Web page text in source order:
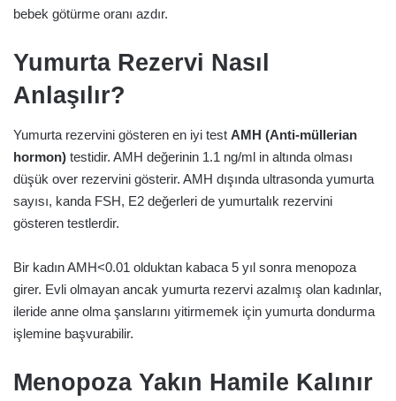
bebek götürme oranı azdır.
Yumurta Rezervi Nasıl
Anlaşılır?
Yumurta rezervini gösteren en iyi test AMH (Anti-müllerian
hormon) testidir. AMH değerinin 1.1 ng/ml in altında olması
düşük over rezervini gösterir. AMH dışında ultrasonda yumurta
sayısı, kanda FSH, E2 değerleri de yumurtalık rezervini
gösteren testlerdir.
Bir kadın AMH<0.01 olduktan kabaca 5 yıl sonra menopoza
girer. Evli olmayan ancak yumurta rezervi azalmış olan kadınlar,
ileride anne olma şanslarını yitirmemek için yumurta dondurma
işlemine başvurabilir.
Menopoza Yakın Hamile Kalınır